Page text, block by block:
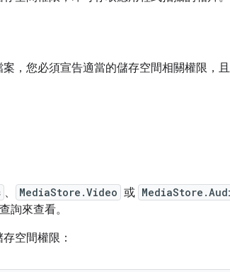
，您必須宣告適當的儲存空間相關權限，
、 MediaStore.Video 或
查詢來查看。
空間權限：